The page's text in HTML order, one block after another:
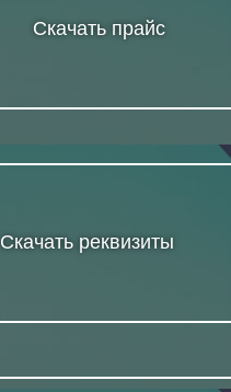
Скачать прайс
Скачать реквизиты